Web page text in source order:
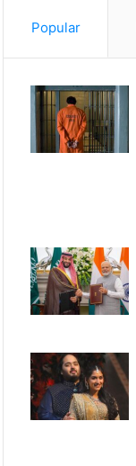
Popular